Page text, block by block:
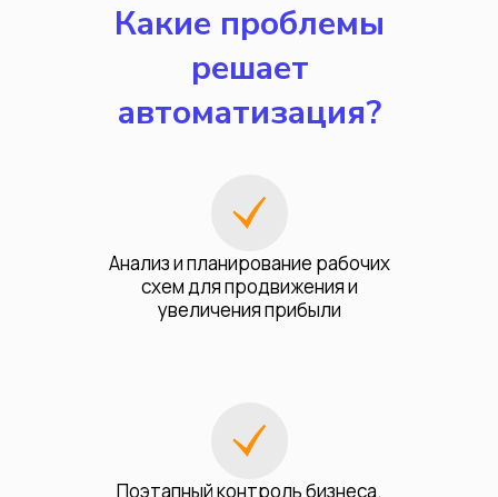
Какие проблемы
решает
автоматизация?
Поэтапный контроль бизнеса.
Анализ и планирование рабочих
схем для продвижения и
увеличения прибыли